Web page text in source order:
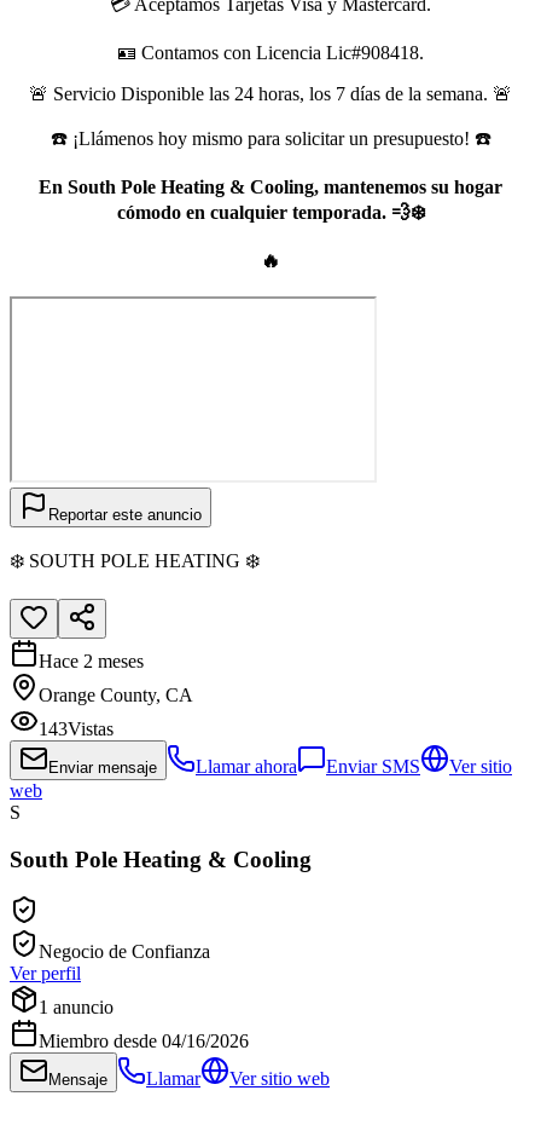
💳 Aceptamos Tarjetas Visa y Mastercard.
🪪 Contamos con Licencia Lic#908418.
🚨 Servicio Disponible las 24 horas, los 7 días de la semana. 🚨
☎️ ¡Llámenos hoy mismo para solicitar un presupuesto! ☎️
En South Pole Heating & Cooling, mantenemos su hogar
cómodo en cualquier temporada. 💨❄️
🔥
Reportar este anuncio
❄️ SOUTH POLE HEATING ❄️
Hace 2 meses
Orange County, CA
143Vistas
Enviar mensaje Llamar ahora Enviar SMS
Ver sitio
web
S
South Pole Heating & Cooling
Negocio de Confianza
Ver perfil
1 anuncio
Miembro desde 04/16/2026
Mensaje Llamar Ver sitio web